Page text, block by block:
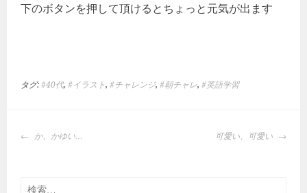
下のボタンを押して頂けるとちょっと元気が出ます
タグ:#40代,#イラスト,#チャレンジ,#朝チャレ,#英語学習
投
ビ
か、かゆい… 可愛い、可愛い
検